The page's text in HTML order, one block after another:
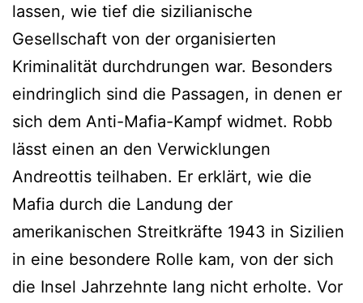
lassen, wie tief die sizilianische
Gesellschaft von der organisierten
Kriminalität durchdrungen war. Besonders
eindringlich sind die Passagen, in denen er
sich dem Anti-Mafia-Kampf widmet. Robb
lässt einen an den Verwicklungen
Andreottis teilhaben. Er erklärt, wie die
Mafia durch die Landung der
amerikanischen Streitkräfte 1943 in Sizilien
in eine besondere Rolle kam, von der sich
die Insel Jahrzehnte lang nicht erholte. Vor